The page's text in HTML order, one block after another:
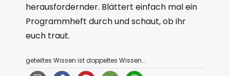
herausfordernder. Blättert einfach mal ein
Programmheft durch und schaut, ob ihr
euch traut.
geteiltes Wissen ist doppeltes Wissen...